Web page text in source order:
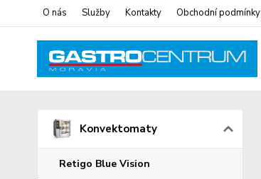
O nás Služby Kontakty Obchodní podmínky
Konvektomaty
Retigo Blue Vision